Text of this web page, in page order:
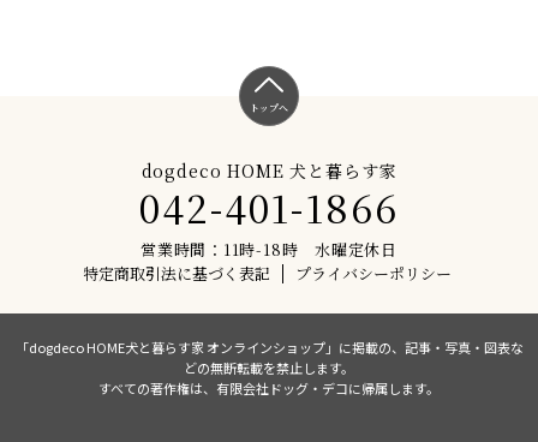
トップへ
dogdeco HOME 犬と暮らす家
042-401-1866
営業時間：11時-18時 水曜定休日
特定商取引法に基づく表記
プライバシーポリシー
「dogdeco HOME犬と暮らす家 オンラインショップ」に掲載の、記事・写真・図表な
どの無断転載を禁止します。
すべての著作権は、有限会社ドッグ・デコに帰属します。